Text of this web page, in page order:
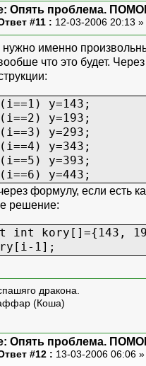
Опять проблема.
#11 : 12-03-2006 20:13 »
нужно именно
что это будет.
y=143;
y=193;
y=293;
y=343;
y=393;
y=443;
формулу, если есть
решение:
int kory[]={143,
1];
дракона.
(Коша)
Опять проблема.
#12 : 13-03-2006 06:06